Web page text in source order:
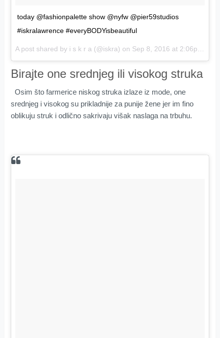
today @fashionpalette show @nyfw @pier59studios
#iskralawrence #everyBODYisbeautiful
A post shared by i s k r a (@iskra) on Sep 8, 2016 at 2:06pm PDT
Birajte one srednjeg ili visokog struka
Osim što farmerice niskog struka izlaze iz mode, one
srednjeg i visokog su prikladnije za punije žene jer im fino
oblikuju struk i odlično sakrivaju višak naslaga na trbuhu.